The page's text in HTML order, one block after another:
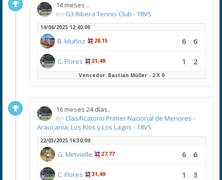
14 meses ..
en G3 Ribera Tennis Club - 18VS
14/06/2025 12:40:00
B. Muñoz 28,15 6 6
C. Flores 31,49 1 2
Vencedor: Bastian Müller - 2 X 0
16 meses 24 días..
en Clasificatorio Primer Nacional de Menores -
Araucanía, Los Ríos y Los Lagos - 18VS
22/03/2025 16:30:00
G. Minvielle 27,77 6 6
C. Flores 31,49 1 3